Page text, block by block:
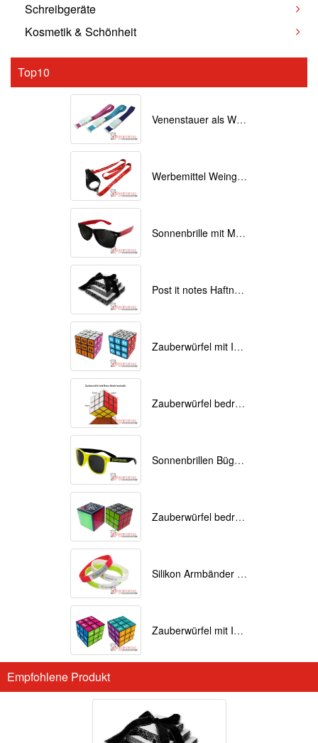
Schreibgeräte
Kosmetik & Schönheit
Top10
Venenstauer als Werbemittel bedrucken
Werbemittel Weinglas Lanyards bedrucken
Sonnenbrille mit Motiv bedruckt
Post it notes Haftnotizen mit Individuellem Druck
Zauberwürfel mit Ihrem Logo als Werbemittel
Zauberwürfel bedruckt als Werbemittel 9cmx9cmx9cm
Sonnenbrillen Bügel bedrucken
Zauberwürfel bedrucken als Werbeartikel
Silikon Armbänder mit Ihrem Logo bedruckt
Zauberwürfel mit Ihrem Motiv
Empfohlene Produkt